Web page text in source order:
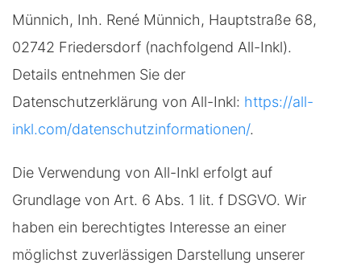
Münnich, Inh. René Münnich, Hauptstraße 68,
02742 Friedersdorf (nachfolgend All-Inkl).
Details entnehmen Sie der
Datenschutzerklärung von All-Inkl: https://all-
inkl.com/datenschutzinformationen/.
Die Verwendung von All-Inkl erfolgt auf
Grundlage von Art. 6 Abs. 1 lit. f DSGVO. Wir
haben ein berechtigtes Interesse an einer
möglichst zuverlässigen Darstellung unserer